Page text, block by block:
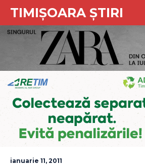
TIMIȘOARA ȘTIRI
ianuarie 11, 2011